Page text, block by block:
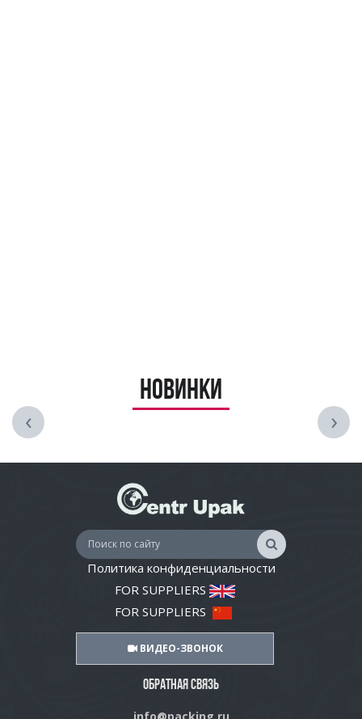
Новинки
‹ ›
Политика конфиденциальности
FOR SUPPLIERS
FOR SUPPLIERS
ВИДЕО-ЗВОНОК
ОБРАТНАЯ СВЯЗЬ